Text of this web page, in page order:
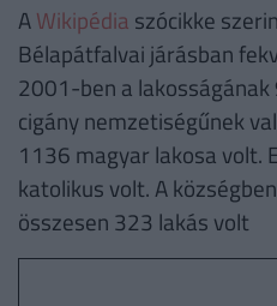
AWikipédia szócikke
Bélapátfalvai járásban
2001-ben a lakosságának
cigány nemzetiségűnek
1136 magyar lakosa volt.
katolikus volt. A
összesen 323 lakás volt